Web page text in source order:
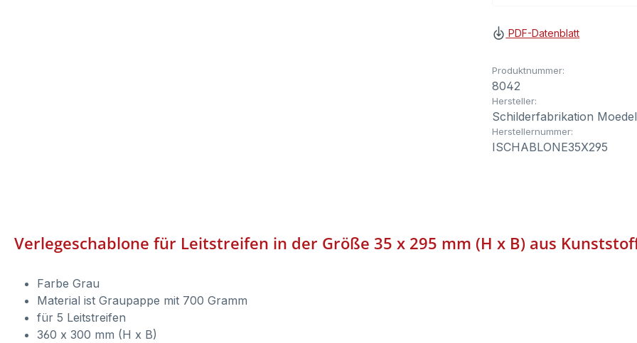
PDF-Datenblatt
Produktnummer:
8042
Hersteller:
Schilderfabrikation
Herstellernummer:
ISCHABLONE35X295
Verlegeschablone für Leitstreifen in der Größe 35 x 295 mm (H x B) aus
Farbe Grau
Material ist Graupappe mit 700 Gramm
für 5 Leitstreifen
360 x 300 mm (H x B)